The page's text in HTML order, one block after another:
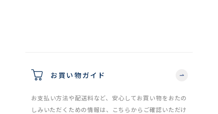
お買い物ガイド
お支払い方法や配送料など、安心してお買い物をおたの
しみいただくための情報は、こちらからご確認いただけ